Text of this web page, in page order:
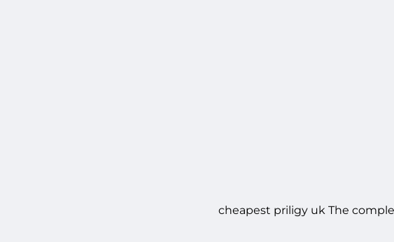
cheapest priligy uk The